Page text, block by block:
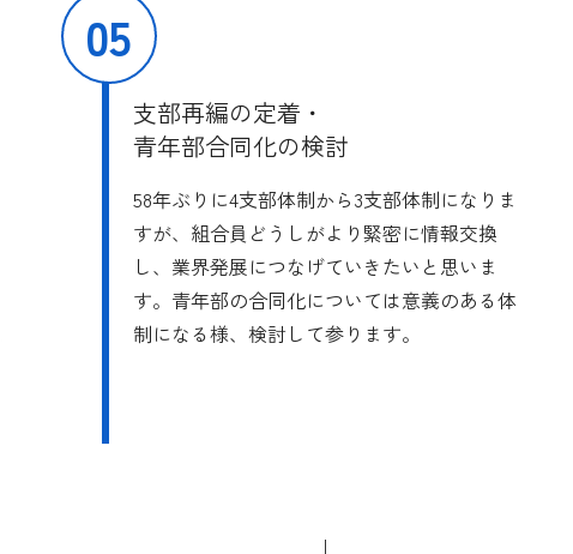
05
支部再編の定着・
青年部合同化の検討
58年ぶりに4支部体制から3支部体制になりま
すが、組合員どうしがより緊密に情報交換
し、業界発展につなげていきたいと思いま
す。青年部の合同化については意義のある体
制になる様、検討して参ります。